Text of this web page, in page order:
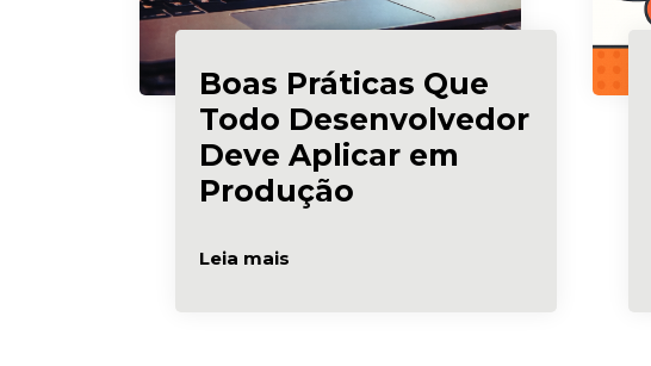
Boas Práticas Que
Todo Desenvolvedor
Deve Aplicar em
Produção
Leia mais